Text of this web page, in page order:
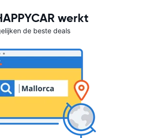
werkt
de beste deals